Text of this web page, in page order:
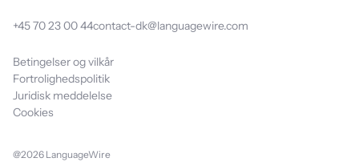
+45 70 23 00 44contact-dk@languagewire.com
Betingelser og vilkår
Fortrolighedspolitik
Juridisk meddelelse
Cookies
@2026 LanguageWire